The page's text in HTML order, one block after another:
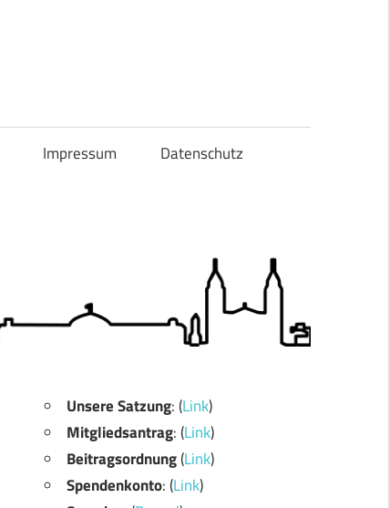
Impressum Datenschutz
Unsere Satzung: (Link)
Mitgliedsantrag: (Link)
Beitragsordnung(Link)
Spendenkonto: (Link)